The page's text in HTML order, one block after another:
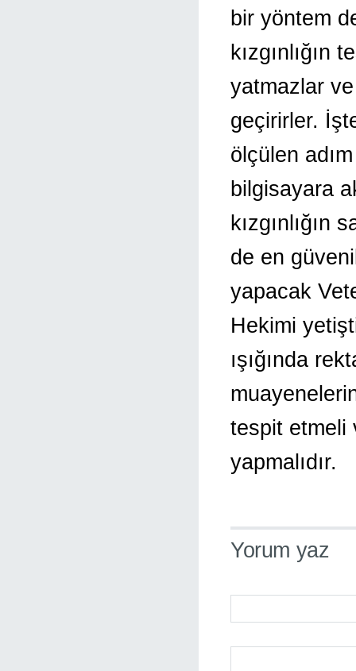
bir yöntem
kızgınlığın
yatmazlar
geçirirler.
ölçülen
bilgisayara
kızgınlığın
de en
yapacak
Hekimi
ışığında
tespit etmeli
yapmalıdır.
Yorum yaz